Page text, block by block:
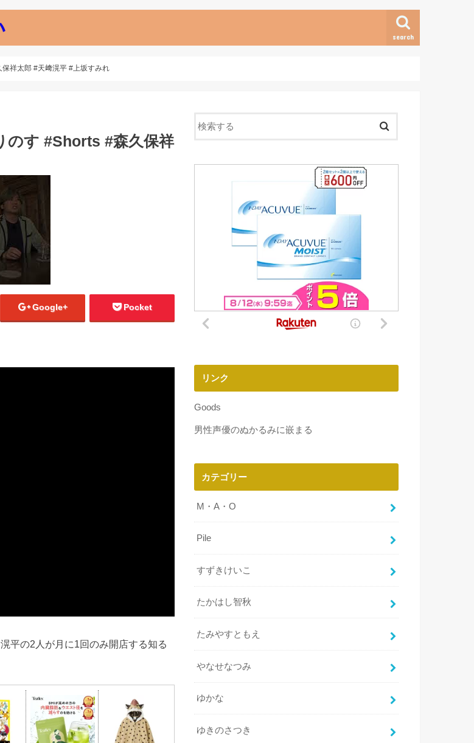
search
祥太郎 #天﨑滉平 #上坂すみれ
のす #Shorts #森久保祥
Google+ Pocket
平の2人が月に1回のみ開店する知る
リンク
Goods
男性声優のぬかるみに嵌まる
カテゴリー
M・A・O
Pile
すずきけいこ
たかはし智秋
たみやすともえ
やなせなつみ
ゆかな
ゆきのさつき